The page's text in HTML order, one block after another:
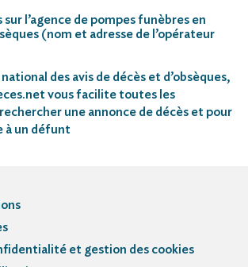
l’agence de pompes funèbres en
(nom et adresse de l’opérateur
des avis de décès et d’obsèques,
vous facilite toutes les
une annonce de décès et pour
à un défunt
et gestion des cookies